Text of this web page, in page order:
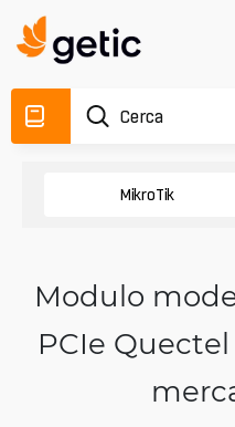
MikroTik
Modulo
PCIe